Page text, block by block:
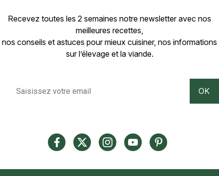
Recevez toutes les 2 semaines notre newsletter avec nos
meilleures recettes,
nos conseils et astuces pour mieux cuisiner, nos informations
sur l’élevage et la viande.